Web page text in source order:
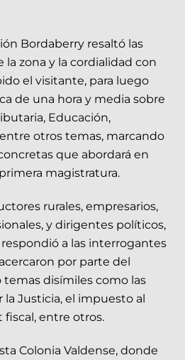
Bordaberry resaltó las
zona y la cordialidad con
el visitante, para luego
de una hora y media sobre
Educación,
otros temas, marcando
que abordará en
magistratura.
rurales, empresarios,
y dirigentes políticos,
a las interrogantes
por parte del
disímiles como las
Justicia, el impuesto al
fiscal, entre otros.
Colonia Valdense, donde